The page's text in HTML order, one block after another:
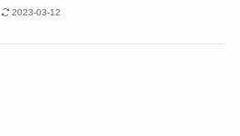
2023-03-12